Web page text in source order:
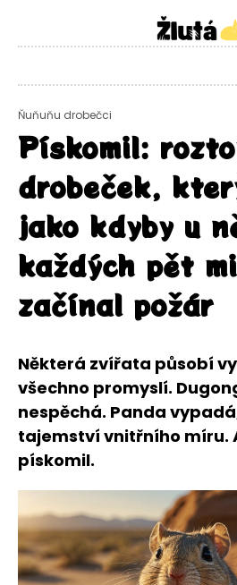
Ňuňuňu drobečci
Pískomil:
drobeček,
jako kdyby u
každých pět
začínal požár
Některá zvířata působí
všechno promyslí.
nespěchá. Panda
tajemství vnitřního míru.
pískomil.